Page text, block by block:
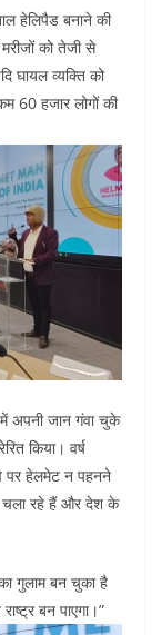
हेलिपैड बनाने की
को तेजी से
घायल व्यक्ति को
60 हजार लोगों की
अपनी जान गंवा चुके
किया। वर्ष
पर हेलमेट न पहनने
चला रहे हैं और देश के
गुलाम बन चुका है
बन पाएगा।”